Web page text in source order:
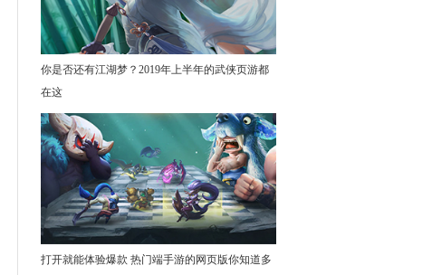
你是否还有江湖梦？2019年上半年的武侠页游都
在这
打开就能体验爆款 热门端手游的网页版你知道多